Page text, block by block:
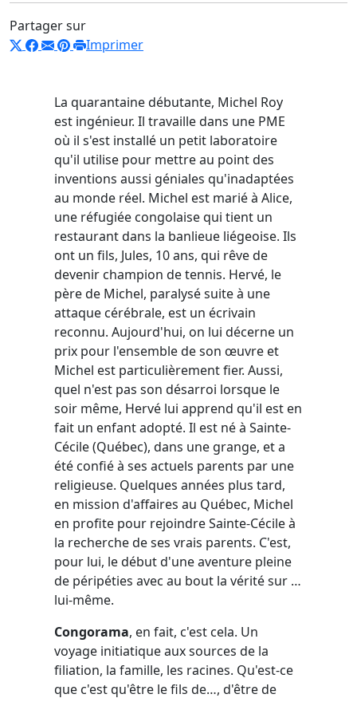
Partager sur
Imprimer
La quarantaine débutante, Michel Roy
est ingénieur. Il travaille dans une PME
où il s'est installé un petit laboratoire
qu'il utilise pour mettre au point des
inventions aussi géniales qu'inadaptées
au monde réel. Michel est marié à Alice,
une réfugiée congolaise qui tient un
restaurant dans la banlieue liégeoise. Ils
ont un fils, Jules, 10 ans, qui rêve de
devenir champion de tennis. Hervé, le
père de Michel, paralysé suite à une
attaque cérébrale, est un écrivain
reconnu. Aujourd'hui, on lui décerne un
prix pour l'ensemble de son œuvre et
Michel est particulièrement fier. Aussi,
quel n'est pas son désarroi lorsque le
soir même, Hervé lui apprend qu'il est en
fait un enfant adopté. Il est né à Sainte-
Cécile (Québec), dans une grange, et a
été confié à ses actuels parents par une
religieuse. Quelques années plus tard,
en mission d'affaires au Québec, Michel
en profite pour rejoindre Sainte-Cécile à
la recherche de ses vrais parents. C'est,
pour lui, le début d'une aventure pleine
de péripéties avec au bout la vérité sur …
lui-même.
Congorama, en fait, c'est cela. Un
voyage initiatique aux sources de la
filiation, la famille, les racines. Qu'est-ce
que c'est qu'être le fils de…, d'être de